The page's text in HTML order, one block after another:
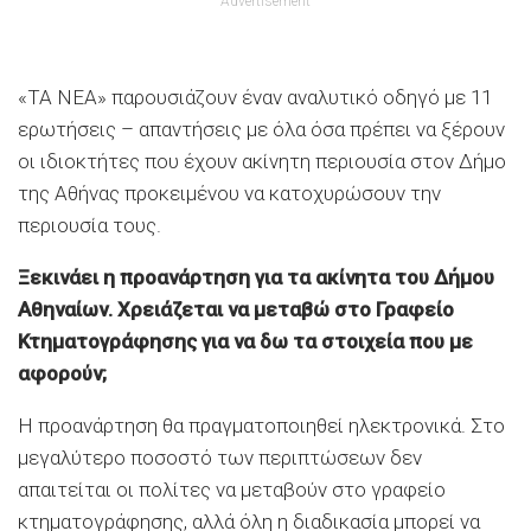
«ΤΑ ΝΕΑ» παρουσιάζουν έναν αναλυτικό οδηγό με 11
ερωτήσεις – απαντήσεις με όλα όσα πρέπει να ξέρουν
οι ιδιοκτήτες που έχουν ακίνητη περιουσία στον Δήμο
της Αθήνας προκειμένου να κατοχυρώσουν την
περιουσία τους.
Ξεκινάει η προανάρτηση για τα ακίνητα του Δήμου
Αθηναίων. Χρειάζεται να μεταβώ στο Γραφείο
Κτηματογράφησης για να δω τα στοιχεία που με
αφορούν;
Η προανάρτηση θα πραγματοποιηθεί ηλεκτρονικά. Στο
μεγαλύτερο ποσοστό των περιπτώσεων δεν
απαιτείται οι πολίτες να μεταβούν στο γραφείο
κτηματογράφησης, αλλά όλη η διαδικασία μπορεί να